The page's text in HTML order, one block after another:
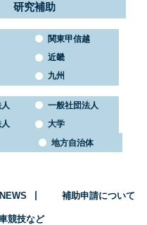
研究補助
関東甲信越
近畿
九州
一般社団法人
大学
地方自治体
補助申請について
競技など